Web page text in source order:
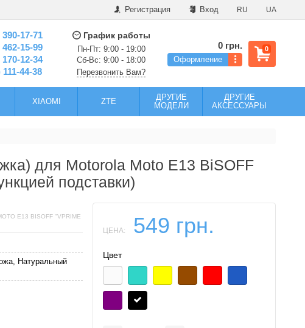
Регистрация Вход RU UA
390-17-71
462-15-99
170-12-34
111-44-38
График работы
Пн-Пт: 9:00 - 19:00
Сб-Вс: 9:00 - 18:00
Перезвонить Вам?
0
0 грн.
Оформление
XIAOMI ZTE
ДРУГИЕ
МОДЕЛИ
ДРУГИЕ
АКСЕССУАРЫ
для Motorola Moto E13 BiSOFF
подставки)
ЦЕНА: 549 грн.
Цвет
E13 BISOFF "VPRIME
Натуральный